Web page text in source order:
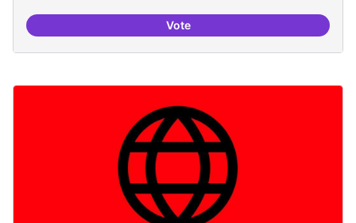
VoteCanòdrom com a espai de